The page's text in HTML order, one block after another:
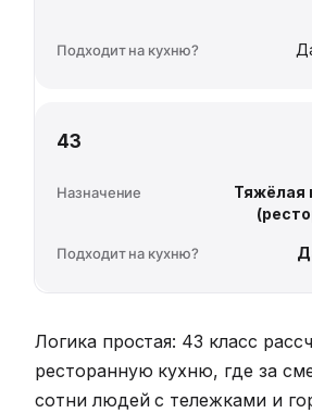
43
Тяжёлая
Логика простая: 43 класс
ресторанную кухню, где за
сотни людей с тележками и